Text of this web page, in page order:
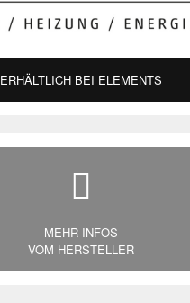
ERHÄLTLICH BEI ELEMENTS
MEHR INFOS
VOM HERSTELLER